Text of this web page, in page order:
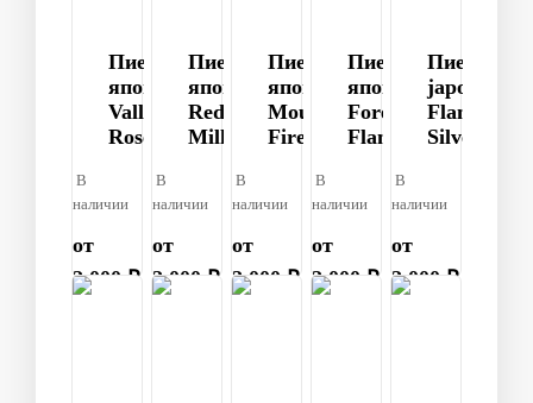
Пиерис
японский
Valley
Rose
В
наличии
от
2 000 ₽
Пиерис
японский
Red
Mill
В
наличии
от
2 000 ₽
Пиерис
японский
Mountain
Fire
В
наличии
от
2 000 ₽
Пиерис
японский
Forest
Flame
В
наличии
от
2 000 ₽
Пиерис
japonica
Flaming
Silver
В
наличии
от
2 000 ₽